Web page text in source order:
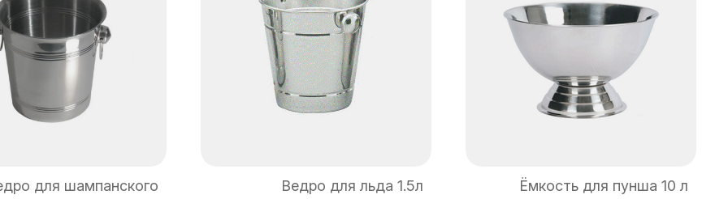
для шампанского Ведро для льда 1.5л Ёмкость для пунша 10 л